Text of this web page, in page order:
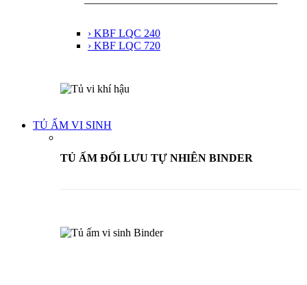
› KBF LQC 240
› KBF LQC 720
TỦ ẤM VI SINH
TỦ ẤM ĐỐI LƯU TỰ NHIÊN BINDER